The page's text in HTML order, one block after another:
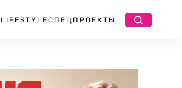
LIFESTYLEСПЕЦПРОЕКТЫ